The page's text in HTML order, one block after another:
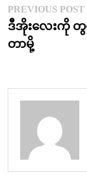
Post
navigation
PREVIOUS POST
ဒီအိုးလေးကို တွ
တာမို့